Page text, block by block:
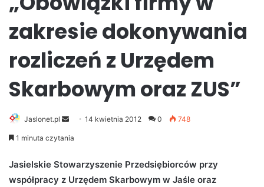
zakresie dokonywania
rozliczeń z Urzędem
Skarbowym oraz ZUS”
Jaslonet.pl
e
d
a
14 kwietnia 2012 0 748
1 minuta czytania
Jasielskie Stowarzyszenie Przedsiębiorców przy
współpracy z Urzędem Skarbowym w Jaśle oraz